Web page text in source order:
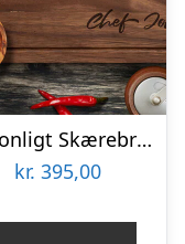
Personligt Skærebræt med Tekst
kr. 395,00